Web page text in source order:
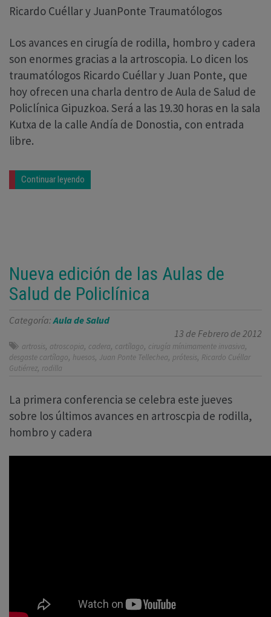
Ricardo Cuéllar y JuanPonte Traumatólogos
Los avances en cirugía de rodilla, hombro y cadera
son enormes gracias a la artroscopia. Lo dicen los
traumatólogos Ricardo Cuéllar y Juan Ponte, que
hoy ofrecen una charla dentro de Aula de Salud de
Policlínica Gipuzkoa. Será a las 19.30 horas en la sala
Kutxa de la calle Andía de Donostia, con entrada
libre.
Continuar leyendo
Nueva edición de las Aulas de
Salud de Policlínica
Categoría:Aula de Salud
13 de Febrero de 2012
artrosis, atroscopia, cadera, cartílago, cirugía mínimamente invasiva,
desgaste cartílago, huesos, Juan Ponte Tellechea, prótesis, Ricardo Cuéllar
Gutiérrez, rodilla
La primera conferencia se celebra este jueves
sobre los últimos avances en artroscpia de rodilla,
hombro y cadera